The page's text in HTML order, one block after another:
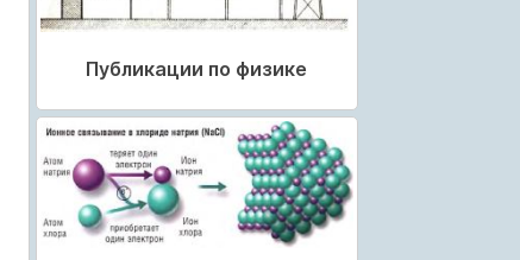
Публикации по физике